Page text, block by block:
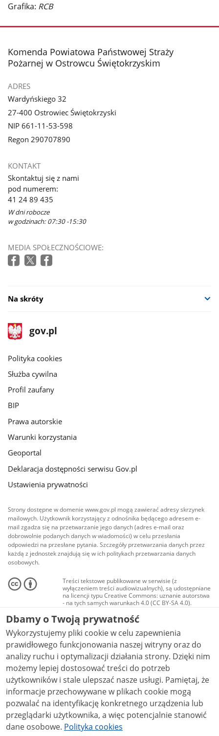
Grafika: RCB
stopka
Komenda Powiatowa Państwowej Straży
Pożarnej w Ostrowcu Świętokrzyskim
ADRES
Wardyńskiego 32
27-400 Ostrowiec Świętokrzyski
NIP 661-11-53-598
Regon 290707890
KONTAKT
Skontaktuj się z nami
pod numerem:
41 24 89 435
W dni robocze
w godzinach: 07:30 -15:30
MEDIA SPOŁECZNOŚCIOWE:
Na skróty
stopka
gov.pl
Strona
gov.pl
gov.pl
Polityka cookies
Służba cywilna
Profil zaufany
BIP
Prawa autorskie
Warunki korzystania
Geoportal
Deklaracja dostępności serwisu Gov.pl
Ustawienia prywatności
Strony dostępne w domenie www.gov.pl mogą zawierać adresy skrzynek
mailowych. Użytkownik korzystający z odnośnika będącego adresem e-
mail zgadza się na przetwarzanie jego danych (adres e-mail oraz
dobrowolnie podanych danych w wiadomości) w celu przesłania
odpowiedzi na przesłane pytania. Szczegóły przetwarzania danych przez
każdą z jednostek znajdują się w ich politykach przetwarzania danych
osobowych.
Treści tekstowe publikowane w serwisie (z
wyłączeniem treści audiowizualnych), są udostępniane
na licencji typu Creative Commons: uznanie autorstwa
- na tych samych warunkach 4.0 (CC BY-SA 4.0).
Materiały audiowizualne, w tym zdjęcia, materiały
audio i wideo, są udostępniane na licencji typu
Creative Commons: uznanie autorstwa użycie
niekomercyjne - bez utworów zależnych 4.0 (CC BY-
NC-ND 4.0), o ile nie jest to stwierdzone inaczej.
Dbamy o Twoją prywatność
Wykorzystujemy pliki cookie w celu zapewnienia
prawidłowego funkcjonowania naszej witryny oraz do
analizy ruchu i optymalizacji działania strony. Dzięki nim
możemy lepiej dostosować treści do potrzeb
użytkowników i stale ulepszać nasze usługi. Pamiętaj, że
informacje przechowywane w plikach cookie mogą
pozwalać na identyfikację konkretnego urządzenia lub
przeglądarki użytkownika, a więc potencjalnie stanowić
dane osobowe. Polityka cookies